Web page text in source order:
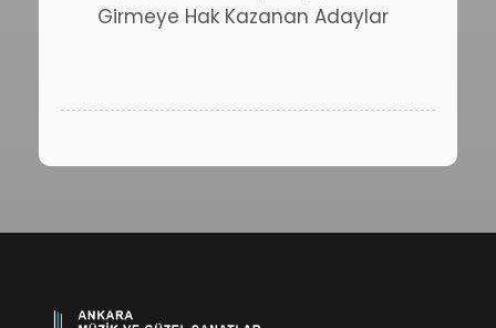
Girmeye Hak Kazanan Adaylar